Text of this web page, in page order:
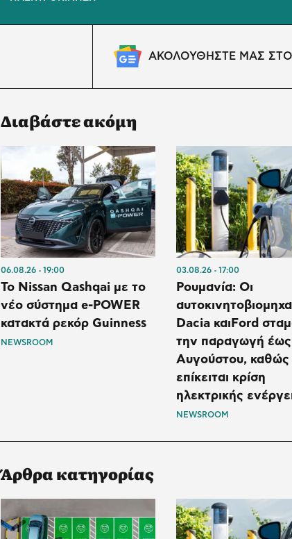
ΑΚΟΛΟΥΘΗΣΤΕ ΜΑΣ ΣΤΟ
Διαβάστε ακόμη
06.08.26 19:00
Το Nissan Qashqai με το
νέο σύστημα e-POWER
κατακτά ρεκόρ Guinness
NEWSROOM
03.08.26 17:00
Ρουμανία: Οι
Dacia και⁠Ford
την παραγωγή έως
Αυγούστου, καθώς
επίκειται κρίση
ηλεκτρικής
NEWSROOM
Άρθρα κατηγορίας